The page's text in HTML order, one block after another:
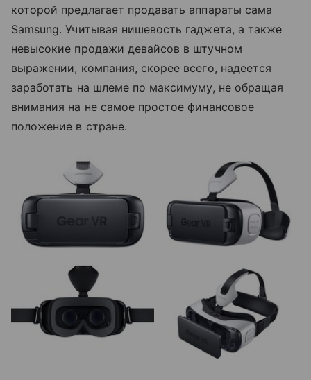
которой предлагает продавать аппараты сама
Samsung. Учитывая нишевость гаджета, а также
невысокие продажи девайсов в штучном
выражении, компания, скорее всего, надеется
заработать на шлеме по максимуму, не обращая
внимания на не самое простое финансовое
положение в стране.